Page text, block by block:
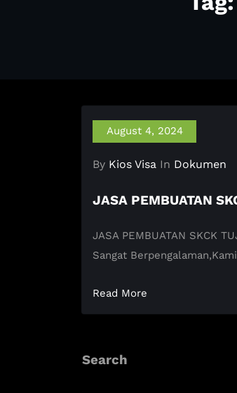
August 4, 2024
By Kios Visa In Dokumen
JASA PEMBUATAN
JASA PEMBUATAN SKCK
Sangat
Read More
Search